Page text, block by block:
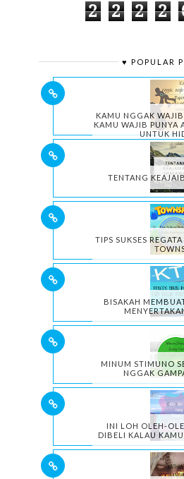
2 2 2 2
♥ POPULAR
KAMU NGGAK
KAMU WAJIB PUNYA
UNTUK
TENTANG
TIPS SUKSES
BISAKAH
MINUM STIMUNO
NGGAK
INI LOH OLEH-
DIBELI KALAU